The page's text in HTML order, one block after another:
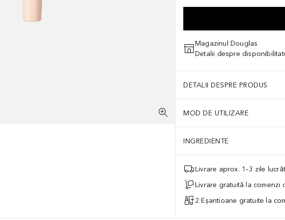
Magazinul Douglas
Detalii despre
DETALII DESPRE PRODUS
MOD DE UTILIZARE
INGREDIENTE
Livrare aprox. 1–3 zile
Livrare gratuită la comenzi
2 Eșantioane gratuite la